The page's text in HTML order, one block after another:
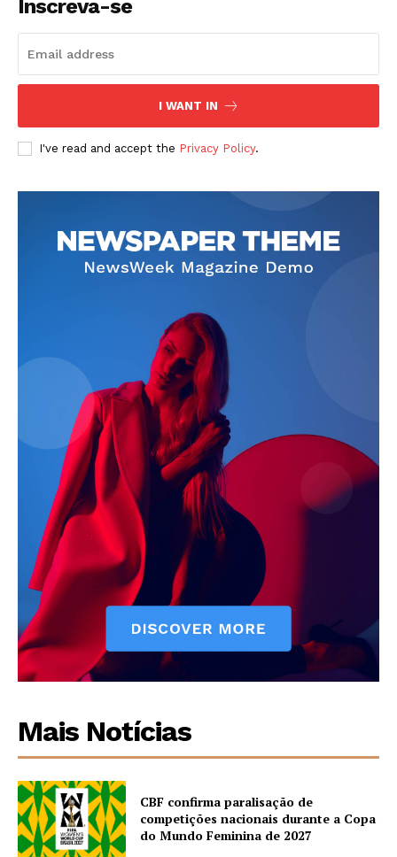
Inscreva-se
I WANT IN
I've read and accept the Privacy Policy.
Mais Notícias
CBF confirma paralisação de
competições nacionais durante a Copa
do Mundo Feminina de 2027